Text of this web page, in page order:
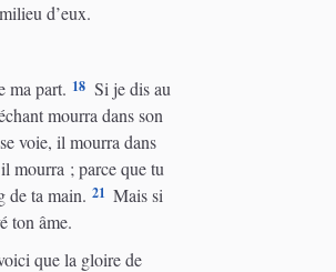
d’eux.
ma part. 18 Si je dis au
mourra dans son
voie, il mourra dans
mourra ; parce que tu
de ta main. 21 Mais si
ton âme.
que la gloire de